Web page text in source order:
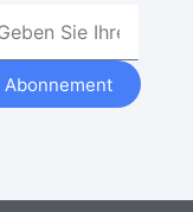
Abonnement